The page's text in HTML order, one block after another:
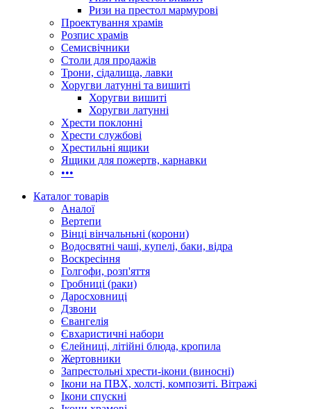
Ризи на престол мармурові
Проектування храмів
Розпис храмів
Семисвічники
Столи для продажів
Трони, сідалища, лавки
Хоругви латунні та вишиті
Хоругви вишиті
Хоругви латунні
Хрести поклонні
Хрести службові
Хрестильні ящики
Ящики для пожертв, карнавки
•••
Каталог товарів
Аналої
Вертепи
Вінці вінчальньні (корони)
Водосвятні чаші, купелі, баки, відра
Воскресіння
Голгофи, розп'яття
Гробниці (раки)
Даросховниці
Дзвони
Євангелія
Євхаристичні набори
Єлейниці, літійні блюда, кропила
Жертовники
Запрестольні хрести-ікони (виносні)
Ікони на ПВХ, холсті, композиті. Вітражі
Ікони спускні